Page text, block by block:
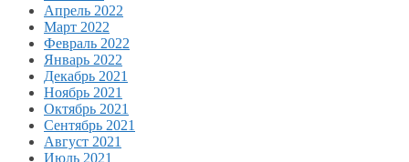
Апрель 2022
Март 2022
Февраль 2022
Январь 2022
Декабрь 2021
Ноябрь 2021
Октябрь 2021
Сентябрь 2021
Август 2021
Июль 2021